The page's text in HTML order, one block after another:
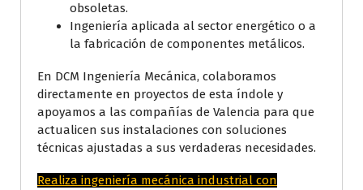
obsoletas.
Ingeniería aplicada al sector energético o a
la fabricación de componentes metálicos.
En DCM Ingeniería Mecánica, colaboramos
directamente en proyectos de esta índole y
apoyamos a las compañías de Valencia para que
actualicen sus instalaciones con soluciones
técnicas ajustadas a sus verdaderas necesidades.
Realiza ingeniería mecánica industrial con